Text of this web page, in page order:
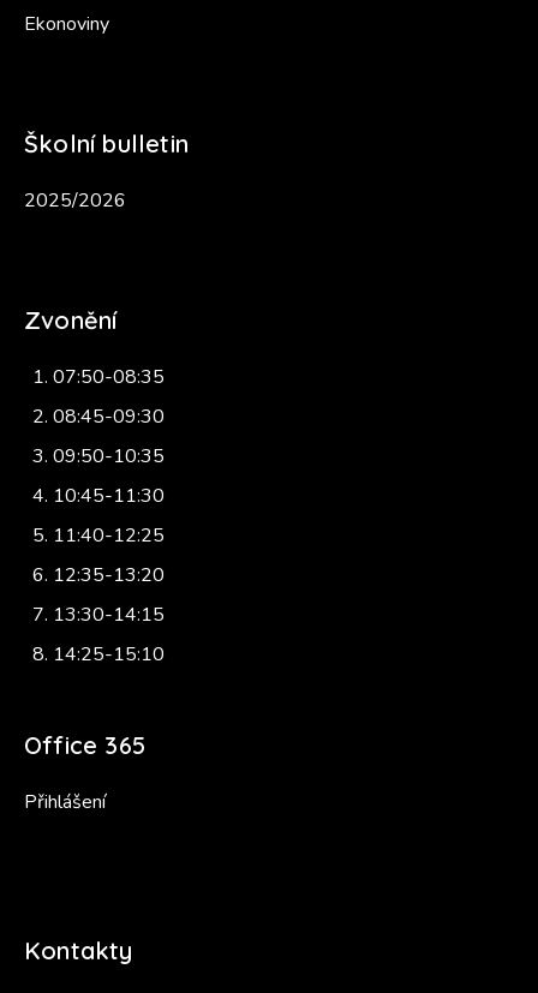
Ekonoviny
Školní bulletin
2025/2026
Zvonění
07:50-08:35
08:45-09:30
09:50-10:35
10:45-11:30
11:40-12:25
12:35-13:20
13:30-14:15
14:25-15:10
Office 365
Přihlášení
Kontakty